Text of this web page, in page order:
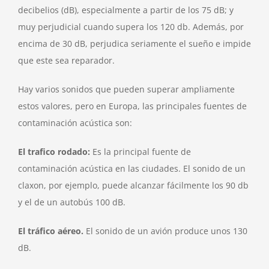
decibelios (dB), especialmente a partir de los 75 dB; y
muy perjudicial cuando supera los 120 db. Además, por
encima de 30 dB, perjudica seriamente el sueño e impide
que este sea reparador.
Hay varios sonidos que pueden superar ampliamente
estos valores, pero en Europa, las principales fuentes de
contaminación acústica son:
El trafico rodado: Es la principal fuente de
contaminación acústica en las ciudades. El sonido de un
claxon, por ejemplo, puede alcanzar fácilmente los 90 db
y el de un autobús 100 dB.
El tráfico aéreo. El sonido de un avión produce unos 130
dB.